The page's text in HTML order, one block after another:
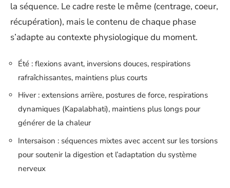
la séquence. Le cadre reste le même (centrage, coeur,
récupération), mais le contenu de chaque phase
s’adapte au contexte physiologique du moment.
Été : flexions avant, inversions douces, respirations
rafraîchissantes, maintiens plus courts
Hiver : extensions arrière, postures de force, respirations
dynamiques (Kapalabhati), maintiens plus longs pour
générer de la chaleur
Intersaison : séquences mixtes avec accent sur les torsions
pour soutenir la digestion et l’adaptation du système
nerveux